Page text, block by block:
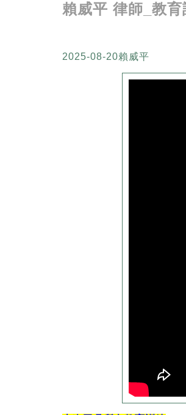
賴威平 律師_教
2025-08-20賴威平